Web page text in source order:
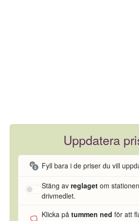
Uppdatera
Fyll bara i de priser du vill
Stäng av reglaget om
drivmedlet.
Klicka på tummen ned för att